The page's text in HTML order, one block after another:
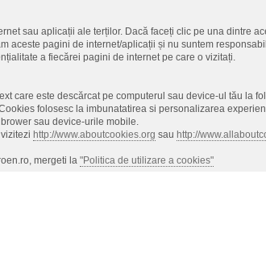
sau aplicații ale terților. Dacă faceți clic pe una dintre
aceste pagini de internet/aplicații și nu suntem
a fiecărei pagini de internet pe care o vizitați.
care este descărcat pe computerul sau device-ul tău la
folosesc la imbunatatirea si personalizarea
sau device-urile mobile.
http://www.aboutcookies.org sau http://
mergeti la "Politica de utilizare a cookies"